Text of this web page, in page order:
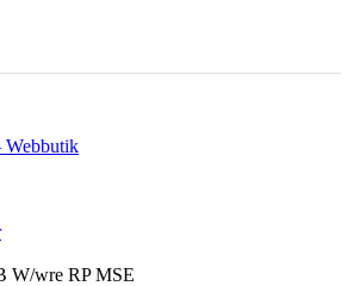
Webbutik
W/wre RP MSE